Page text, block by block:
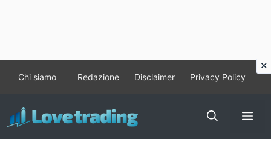
contenuto
Chi siamo Redazione Disclaimer Privacy Policy